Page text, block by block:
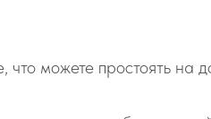
можете простоять на